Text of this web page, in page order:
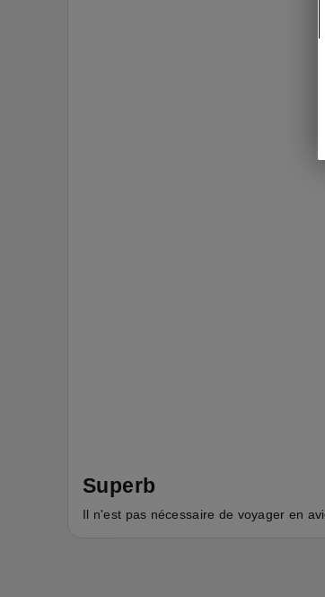
Superb
Il n'est pas nécessaire de voyager en